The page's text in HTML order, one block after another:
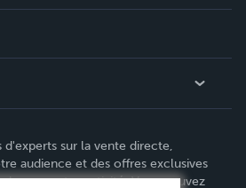
d'experts sur la vente directe,
audience et des offres exclusives
votre activité. Vous pouvez